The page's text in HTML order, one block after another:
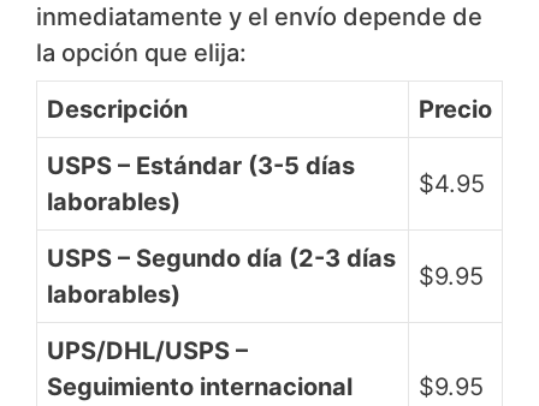
inmediatamente y el envío depende de
la opción que elija:
Descripción
Precio
USPS – Estándar (3-5 días
laborables)
$4.95
USPS – Segundo día (2-3 días
laborables)
$9.95
UPS/DHL/USPS –
Seguimiento internacional
$9.95